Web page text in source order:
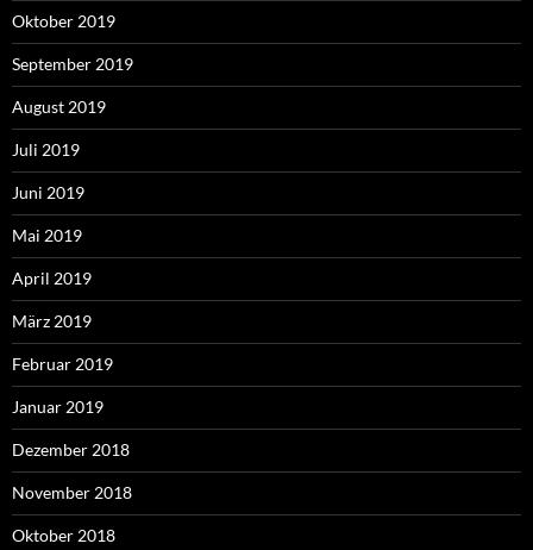
Oktober 2019
September 2019
August 2019
Juli 2019
Juni 2019
Mai 2019
April 2019
März 2019
Februar 2019
Januar 2019
Dezember 2018
November 2018
Oktober 2018